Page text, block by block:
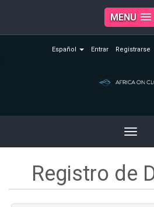
MENU
Español Entrar Registrarse
Toggle
Registro de